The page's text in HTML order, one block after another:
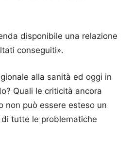
disponibile una relazione
conseguiti».
alla sanità ed oggi in
Quali le criticità ancora
non può essere esteso un
tutte le problematiche